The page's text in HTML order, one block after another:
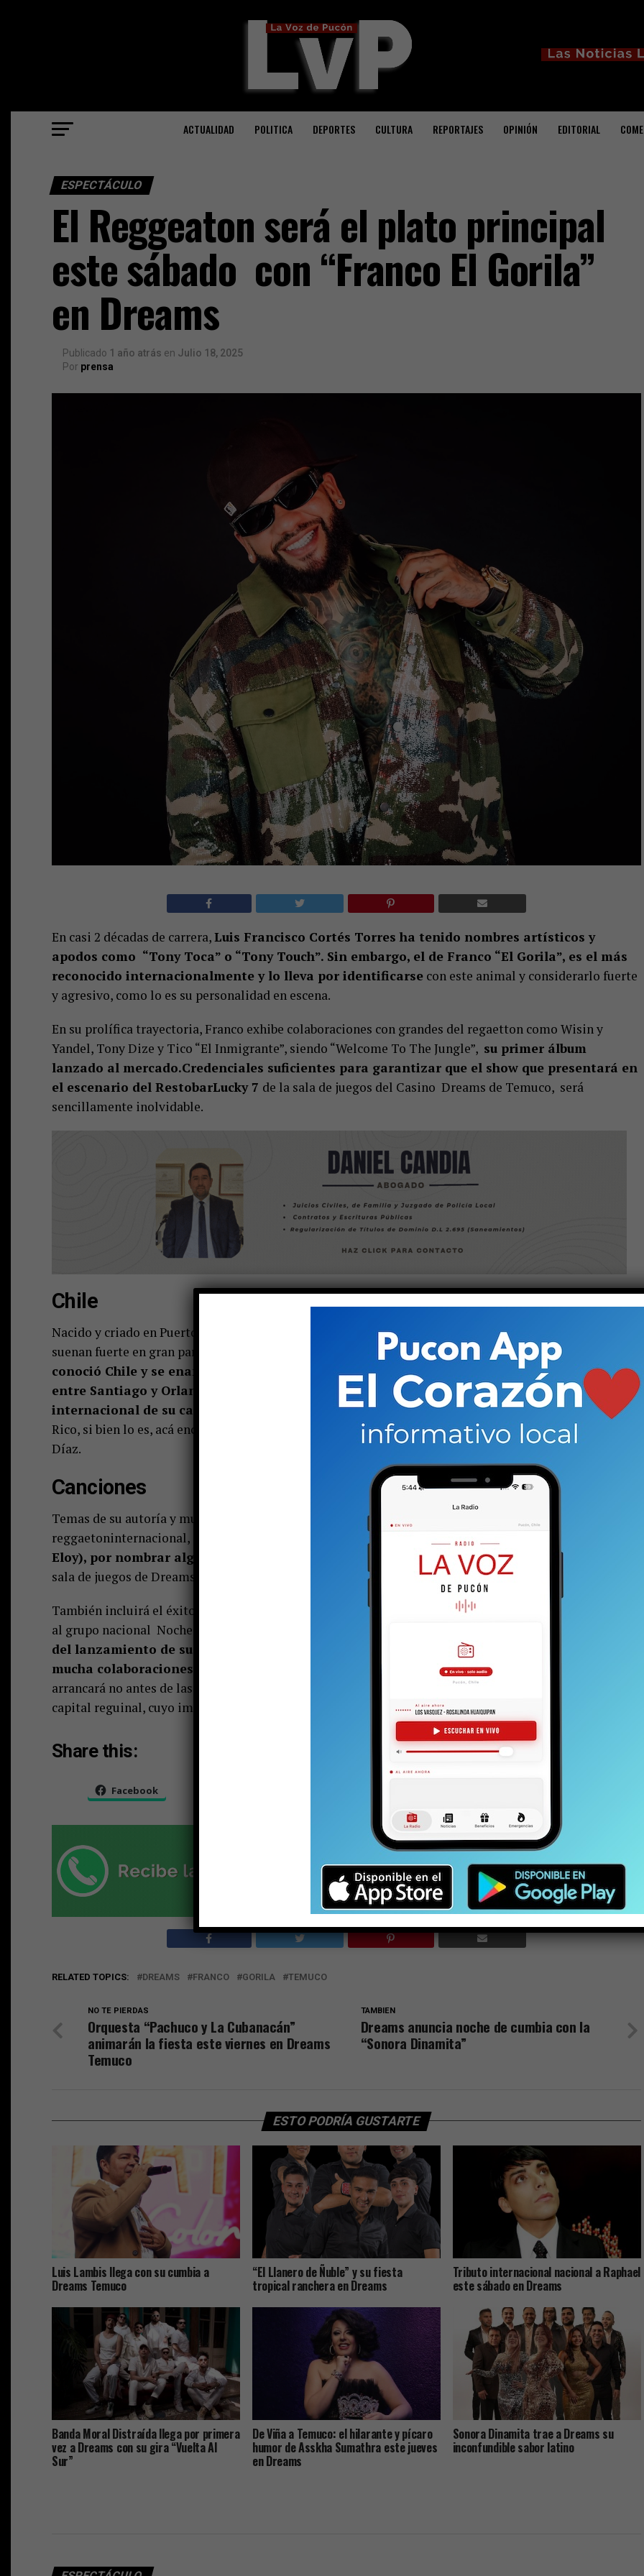
ACTUALIDAD POLITICA DEPORTES CULTURA REPORTAJES OPINIÓN EDITORIAL
ESPECTÁCULO
El Reggeaton será el plato principal
este sábado con “Franco El Gorila”
en Dreams
Publicado 1 año atrás en Julio 18, 2025
Por prensa
En casi 2 décadas de carrera,Luis Francisco Cortés Torres ha tenido nombres artísticos y
apodos como “Tony Toca” o “Tony Touch”. Sin embargo, el de Franco “El Gorila”, es el más
reconocido internacionalmente y lo lleva por identificarse con este animal y considerarlo fuerte
y agresivo, como lo es su personalidad en escena.
En su prolífica trayectoria, Franco exhibe colaboraciones con grandes del regaetton como Wisin y
Yandel, Tony Dize y Tico “El Inmigrante”, siendo “Welcome To The Jungle”, su primer álbum
lanzado al mercado.Credenciales suficientes para garantizar que el show que presentará en
el escenario del RestobarLucky 7 de la sala de juegos del Casino Dreams de Temuco, será
sencillamente inolvidable.
Chile
Nacido y criado en Puerto Rico, “Franco” ha recorrido decenas de países con su música y sus discos
suenan fuerte en gran parte de América Latina.
Fue precisamente en uno de esos viajes que
conoció Chile y se enamoró de nuestro país,tanto así que actualmente sus días transcurren
entre Santiago y Orlando (Estados Unidos) donde tiene oficinas para el manejo
internacional de su carrera. “Chile es un país que Franco encuentra muy hermoso.Puerto
Rico, si bien lo es, acá encontró contrastes que valora mucho”, acotó a este medio su manager Carlos
Díaz.
Canciones
Temas de su autoría y muchos otros cantados con destacadas cultores de la cumbia y el
reggaetoninternacional, como “Sexo Seguro” (con Wisiny&Yandel) y “La Viuda Negra (con
Eloy), por nombrar algunos,
serán parte de esta sugerente propuesta de viernes en el escenario de la
sala de juegos de Dreams.
También incluirá el éxito “De Vez En Cuando”, grabado con Ozuna y “La Besé”, tema interpretado junto
al grupo nacional Noche de Brujas.“La presencia de Franco
del lanzamiento de su nueva producción discográfica titulada “Back to the Jungle” , que trae
mucha colaboraciones importantes”, agregó su representante.El acceso al espectáculo, que
arrancará no antes de las 23:00 horas, es gratis con la entrada al principal centro de entretención de la
capital reguinal, cuyo importe total es en beneficio fiscal.
Share this:
Facebook
RELATED TOPICS: DREAMS FRANCO GORILA TEMUCO
TAMBIEN
Dreams anuncia noche de cumbia con la
“Sonora Dinamita”
NO TE PIERDAS
Orquesta “Pachuco y La Cubanacán”
animarán la fiesta este viernes en Dreams
Temuco
ESTO PODRÍA GUSTARTE
Luis Lambis llega con su cumbia a
Dreams Temuco
“El Llanero de Ñuble” y su fiesta
tropical ranchera en Dreams
Tributo internacional nacional a Raphael
este sábado en Dreams
Banda Moral Distraída llega por primera
vez a Dreams con su gira “Vuelta Al
Sur”
De Viña a Temuco: el hilarante y pícaro
humor de Asskha Sumathra este jueves
en Dreams
Sonora Dinamita trae a Dreams su
inconfundible sabor latino